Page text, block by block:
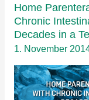
Home
Chronic
Decades in a
1. November